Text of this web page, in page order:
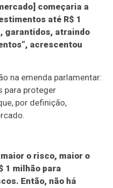
começaria a
até R$ 1
garantidos, atraindo
acrescentou
na emenda parlamentar:
para proteger
por definição,
o risco, maior o
1 milhão para
Então, não há